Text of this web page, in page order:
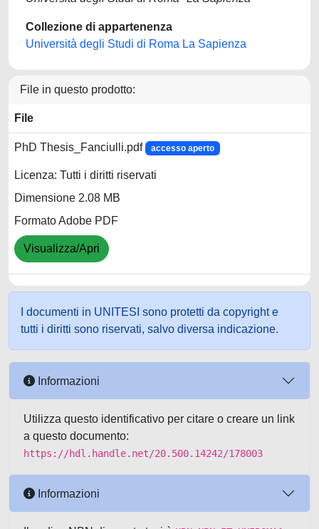
Collezione di appartenenza
Università degli Studi di Roma La Sapienza
File in questo prodotto:
File
PhD Thesis_Fanciulli.pdf accesso aperto
Licenza: Tutti i diritti riservati
Dimensione 2.08 MB
Formato Adobe PDF
Visualizza/Apri
I documenti in UNITESI sono protetti da copyright e
tutti i diritti sono riservati, salvo diversa indicazione.
Informazioni
Utilizza questo identificativo per citare o creare un link
a questo documento:
https://hdl.handle.net/20.500.14242/178003
Informazioni